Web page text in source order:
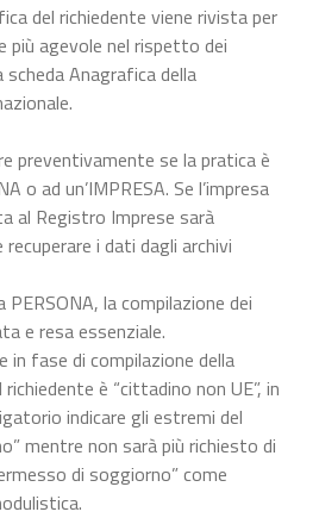
del richiedente viene rivista per
più agevole nel rispetto dei
Anagrafica della
preventivamente se la pratica è
o ad un’IMPRESA. Se l’impresa
al Registro Imprese sarà
i dati dagli archivi
PERSONA, la compilazione dei
e resa essenziale.
in fase di compilazione della
è “cittadino non UE”, in
indicare gli estremi del
mentre non sarà più richiesto di
di soggiorno” come